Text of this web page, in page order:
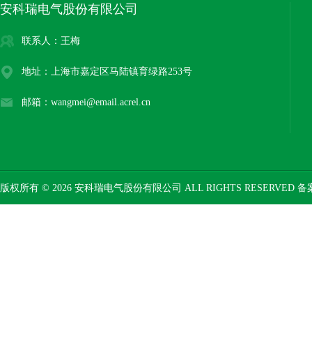
安科瑞电气股份有限公司
联系人：王梅
地址：上海市嘉定区马陆镇育绿路253号
邮箱：wangmei@email.acrel.cn
版权所有 © 2026 安科瑞电气股份有限公司 ALL RIGHTS RESERVED 备